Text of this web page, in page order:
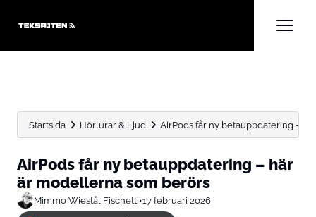
Startsida Hörlurar & Ljud AirPods får ny betauppdatering –
AirPods får ny betauppdatering – här
är modellerna som berörs
Mimmo Wiestål Fischetti•17 februari 2026